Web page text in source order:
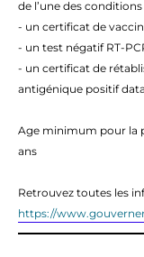
de l’une des
- un certificat de
- un test négatif RT-
- un certificat de
antigénique positif
Age minimum pour la
ans
Retrouvez toutes les
https://